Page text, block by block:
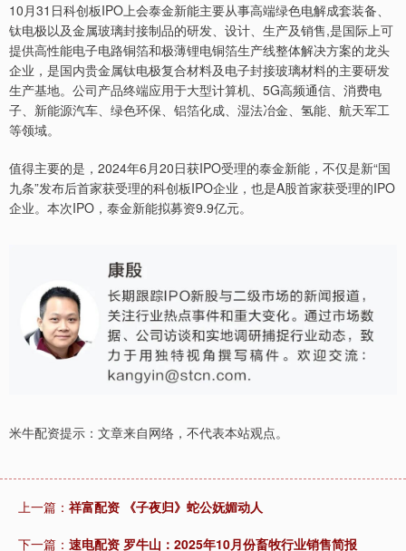
10月31日科创板IPO上会泰金新能主要从事高端绿色电解成套装备、
钛电极以及金属玻璃封接制品的研发、设计、生产及销售,是国际上可
提供高性能电子电路铜箔和极薄锂电铜箔生产线整体解决方案的龙头
企业，是国内贵金属钛电极复合材料及电子封接玻璃材料的主要研发
生产基地。公司产品终端应用于大型计算机、5G高频通信、消费电
子、新能源汽车、绿色环保、铝箔化成、湿法冶金、氢能、航天军工
等领域。
值得主要的是，2024年6月20日获IPO受理的泰金新能，不仅是新“国
九条”发布后首家获受理的科创板IPO企业，也是A股首家获受理的IPO
企业。本次IPO，泰金新能拟募资9.9亿元。
米牛配资提示：文章来自网络，不代表本站观点。
上一篇： 祥富配资 《子夜归》蛇公妩媚动人
下一篇： 速电配资 罗牛山：2025年10月份畜牧行业销售简报